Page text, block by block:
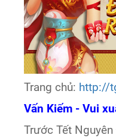
Trang chủ: http://
Vấn Kiếm - Vui
Trước Tết